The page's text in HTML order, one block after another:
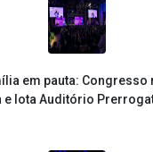
em pauta: Congresso
e lota Auditório